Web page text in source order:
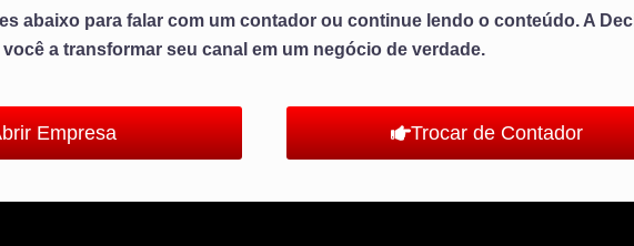
abaixo para falar com um contador ou continue lendo o conteúdo. A
a transformar seu canal em um negócio de verdade.
Empresa Trocar de Contador